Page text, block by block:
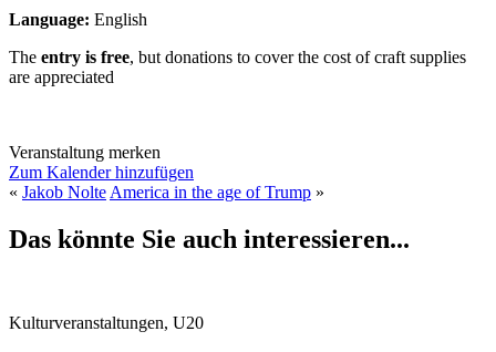
Language: English
The entry is free, but donations to cover the cost of craft supplies
are appreciated
Veranstaltung merken
Zum Kalender hinzufügen
« Jakob Nolte America in the age of Trump »
Das könnte Sie auch interessieren...
Kulturveranstaltungen, U20